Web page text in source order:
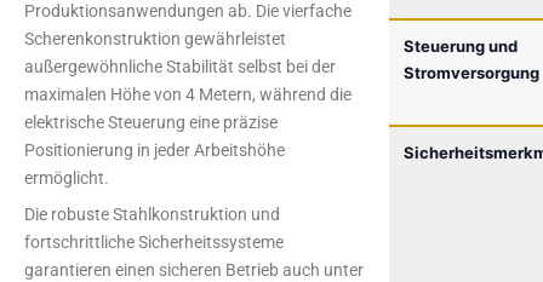
Produktionsanwendungen ab. Die vierfache
Scherenkonstruktion gewährleistet
außergewöhnliche Stabilität selbst bei der
maximalen Höhe von 4 Metern, während die
elektrische Steuerung eine präzise
Positionierung in jeder Arbeitshöhe
ermöglicht.
Die robuste Stahlkonstruktion und
fortschrittliche Sicherheitssysteme
garantieren einen sicheren Betrieb auch unter
Steuerung und
Stromversorgung